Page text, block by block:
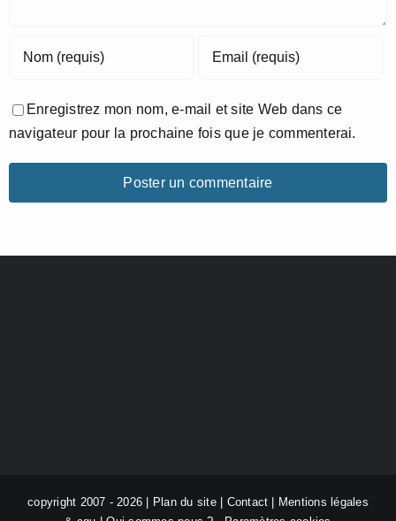
Enregistrez mon nom, e-mail et site Web dans ce
navigateur pour la prochaine fois que je commenterai.
copyright 2007 - 2026 | Plan du site| Contact
Mentions légales